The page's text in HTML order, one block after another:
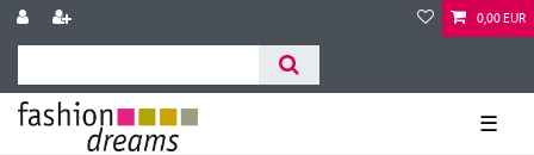
0,00 EUR
☰